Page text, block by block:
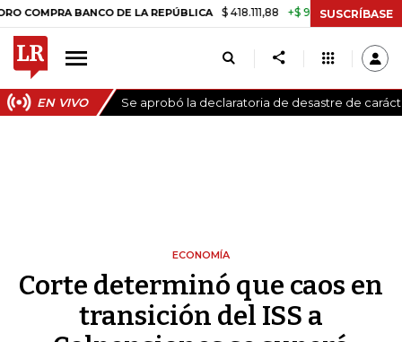
BANCO DE LA REPÚBLICA $ 418.111,88 +$ 9.612,91 +2,35% TASA
SUSCRÍBASE
EN VIVO Se aprobó la declaratoria de desastre de
ECONOMÍA
Corte determinó que caos en
transición del ISS a